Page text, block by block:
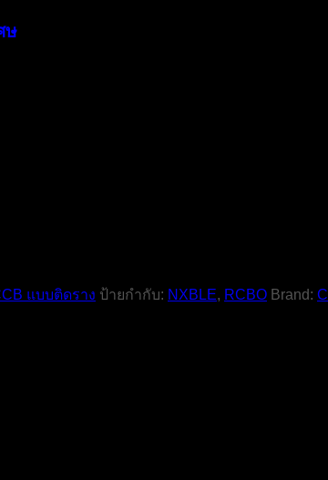
ษ
แบบติดราง ป้ายกำกับ: NXBLE, RCBO Brand: